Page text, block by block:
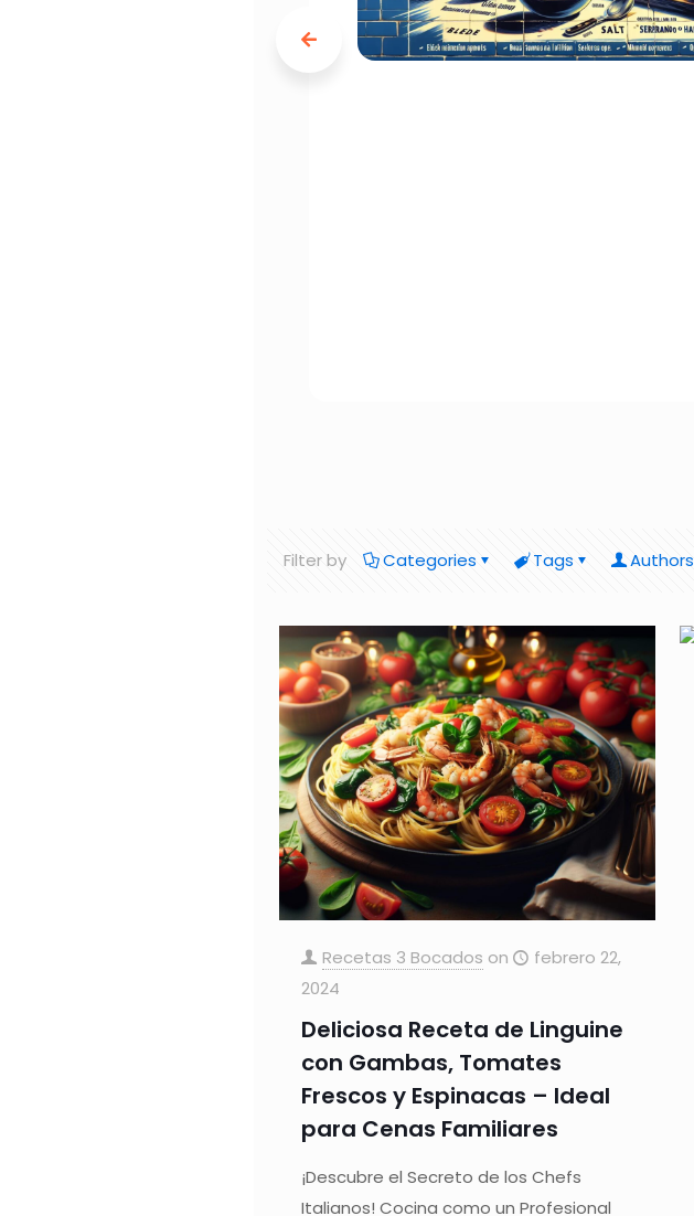
Filter by Categories Tags Authors
Recetas 3 Bocados on
febrero 22,
2024
Deliciosa Receta de Linguine
con Gambas, Tomates
Frescos y Espinacas – Ideal
para Cenas Familiares
¡Descubre el Secreto de los Chefs
Italianos! Cocina como un Profesional